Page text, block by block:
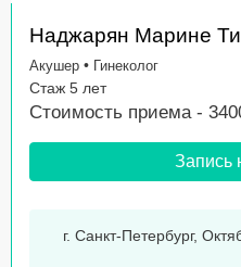
Наджарян Марине
Акушер • Гинеколог
Стаж 5 лет
Стоимость приема -
Запись
г. Санкт-Петербург,